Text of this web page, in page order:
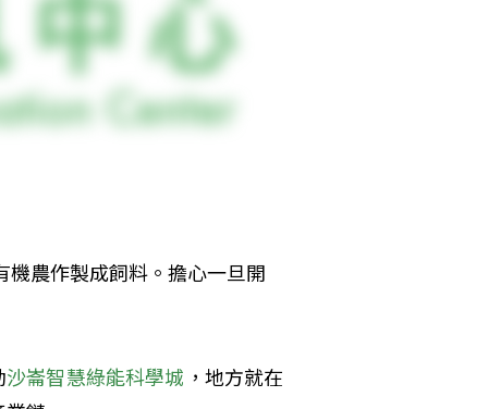
農作製成飼料。擔心一旦開
沙崙智慧綠能科學城 ，地方就在